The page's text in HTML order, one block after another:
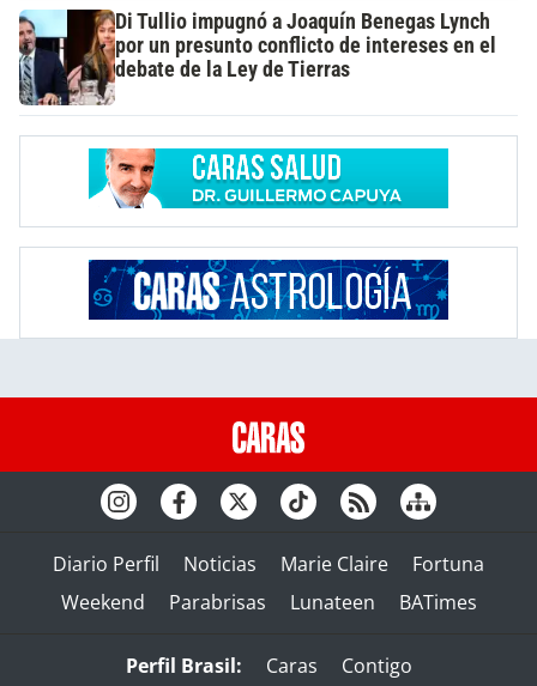
Di Tullio impugnó a Joaquín Benegas Lynch
por un presunto conflicto de intereses en el
debate de la Ley de Tierras
Diario Perfil Noticias Marie Claire
Fortuna
Weekend
Parabrisas Lunateen BATimes
Perfil Brasil: Caras Contigo